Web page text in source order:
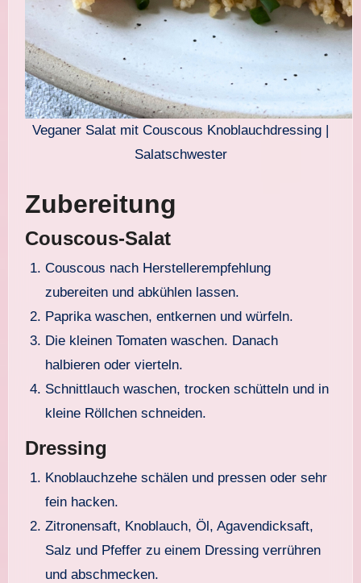
Veganer Salat mit Couscous Knoblauchdressing |
Salatschwester
Zubereitung
Couscous-Salat
Couscous nach Herstellerempfehlung
zubereiten und abkühlen lassen.
Paprika waschen, entkernen und würfeln.
Die kleinen Tomaten waschen. Danach
halbieren oder vierteln.
Schnittlauch waschen, trocken schütteln und in
kleine Röllchen schneiden.
Dressing
Knoblauchzehe schälen und pressen oder sehr
fein hacken.
Zitronensaft, Knoblauch, Öl, Agavendicksaft,
Salz und Pfeffer zu einem Dressing verrühren
und abschmecken.